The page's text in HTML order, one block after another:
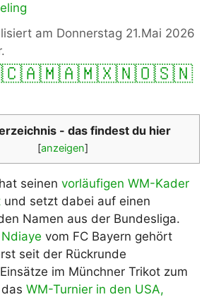
am Donnerstag 21.Mai 2026
🇨🇦🇲🇦🇲🇽🇳🇴🇸🇳
- das findest du hier
[anzeigen]
hat seinen vorläufigen WM-Kader
und setzt dabei auf einen
Namen aus der Bundesliga.
vom FC Bayern gehört
seit der Rückrunde
im Münchner Trikot zum
WM-Turnier in den USA,